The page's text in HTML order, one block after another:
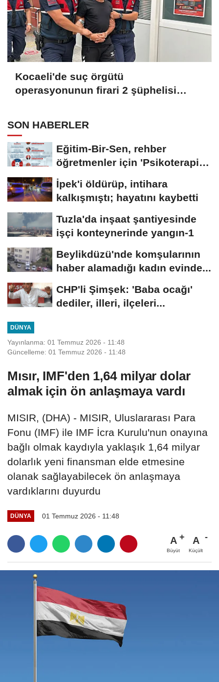
Kocaeli'de suç örgütü
operasyonunun firari 2 şüphelisi
SON HABERLER
Eğitim-Bir-Sen, rehber
öğretmenler için 'Psikoterapi
Ekolleri'...
İpek'i öldürüp, intihara
kalkışmıştı; hayatını kaybetti
Tuzla'da inşaat şantiyesinde
işçi konteynerinde yangın-1
Beylikdüzü'nde komşularının
haber alamadığı kadın evinde...
CHP'li Şimşek: 'Baba ocağı'
dediler, illeri, ilçeleri...
DÜNYA
Yayınlanma: 01 Temmuz 2026 - 11:48
Güncelleme: 01 Temmuz 2026 - 11:48
Mısır, IMF'den 1,64 milyar dolar
almak için ön anlaşmaya vardı
MISIR, (DHA) - MISIR, Uluslararası Para
Fonu (IMF) ile IMF İcra Kurulu'nun onayına
bağlı olmak kaydıyla yaklaşık 1,64 milyar
dolarlık yeni finansman elde etmesine
olanak sağlayabilecek ön anlaşmaya
vardıklarını duyurdu
DÜNYA 01 Temmuz 2026 - 11:48
A
Büyüt
A
Küçült